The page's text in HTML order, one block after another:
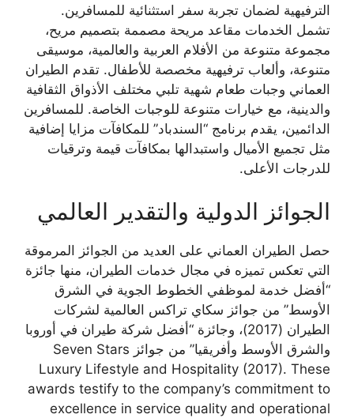
الترفيهية لضمان تجربة سفر استثنائية للمسافرين.
تشمل الخدمات مقاعد مريحة مصممة بتصميم مريح،
مجموعة متنوعة من الأفلام العربية والعالمية، موسيقى
متنوعة، وألعاب ترفيهية مخصصة للأطفال. تقدم الطيران
العماني وجبات طعام شهية تلبي مختلف الأذواق الثقافية
والدينية، مع خيارات متنوعة للوجبات الخاصة. للمسافرين
الدائمين، يقدم برنامج “السندباد” للمكافآت مزايا إضافية
مثل تجميع الأميال واستبدالها بمكافآت قيمة وترقيات
للدرجات الأعلى.
الجوائز الدولية والتقدير العالمي
حصل الطيران العماني على العديد من الجوائز المرموقة
التي تعكس تميزه في مجال خدمات الطيران، منها جائزة
“أفضل خدمة لموظفي الخطوط الجوية في الشرق
الأوسط” من جوائز سكاي تراكس العالمية لشركات
الطيران (2017)، وجائزة “أفضل شركة طيران في أوروبا
والشرق الأوسط وأفريقيا” من جوائز Seven Stars
Luxury Lifestyle and Hospitality (2017). These
awards testify to the company’s commitment to
excellence in service quality and operational